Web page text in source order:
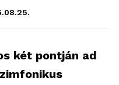
két pontján ad